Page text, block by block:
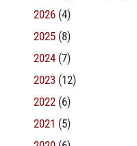
2026 (4)
2025 (8)
2024 (7)
2023 (12)
2022 (6)
2021 (5)